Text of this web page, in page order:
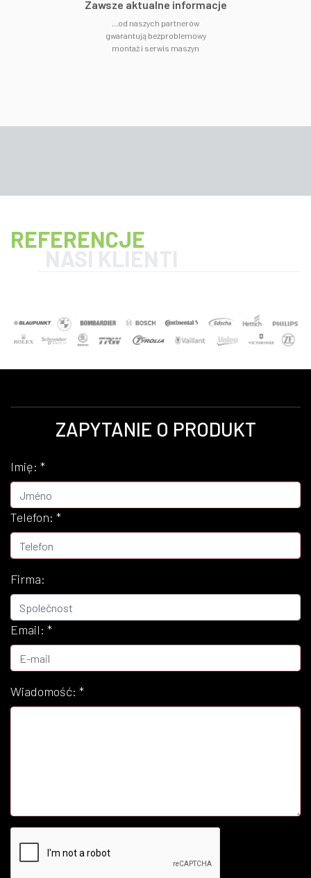
​Zawsze aktualne informacje
...od naszych partnerów
gwarantują bezproblemowy
montaż i serwis maszyn
REFERENCJE
ZAPYTANIE O PRODUKT
Imię: *
Telefon: *
Firma:
Email: *
Wiadomość: *